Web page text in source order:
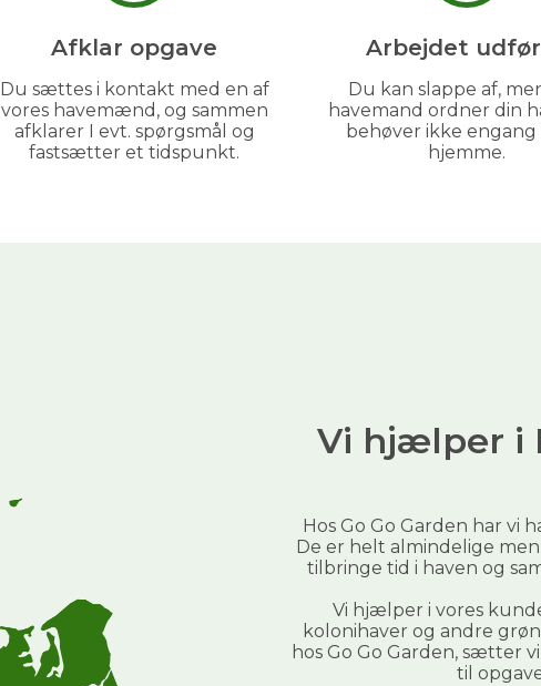
Afklar opgave
Du sættes i kontakt med en af
vores havemænd, og sammen
afklarer I evt. spørgsmål og
fastsætter et tidspunkt.
Arbejdet
Du kan slappe af,
havemand ordner din
behøver ikke
hjemme.
Vi hjælper i
Hos Go Go Garden har
De er helt almindelige
tilbringe tid i haven og
Vi hjælper i vores
kolonihaver og andre
hos Go Go Garden, sætter
til
GRATIS PRISESTIMAT
Hvad koster det egentligat få
hjælp i haven?
Du giver samtidig tilladelse til at modtage nyhedsbreve fra Go
Go Garden. Du kan altid afmelde dig igen.
Nej tak, jeg klarer haven selv